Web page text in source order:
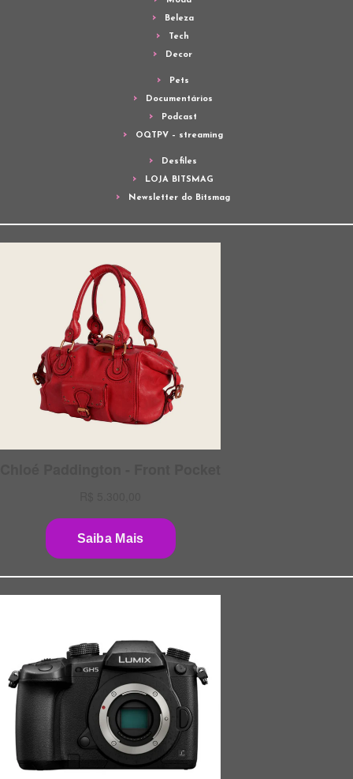
Beleza
Tech
Decor
Pets
Documentários
Podcast
OQTPV – streaming
Desfiles
LOJA BITSMAG
Newsletter do Bitsmag